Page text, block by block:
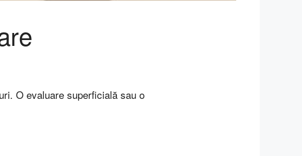
O evaluare superficială sau o